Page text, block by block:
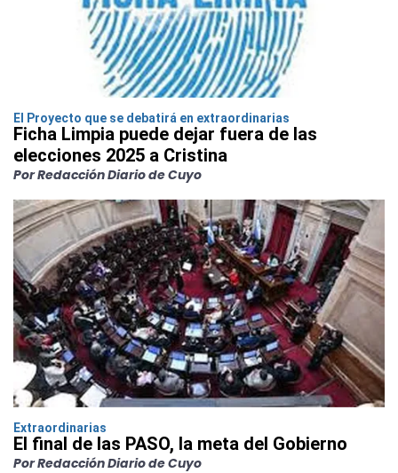
El Proyecto que se debatirá en extraordinarias
Ficha Limpia puede dejar fuera de las
elecciones 2025 a Cristina
Por Redacción Diario de Cuyo
Extraordinarias
El final de las PASO, la meta del Gobierno
Por Redacción Diario de Cuyo